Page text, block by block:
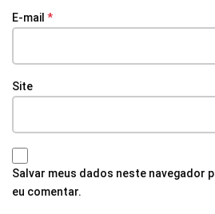
E-mail *
Site
Salvar meus dados neste navegador
eu comentar.